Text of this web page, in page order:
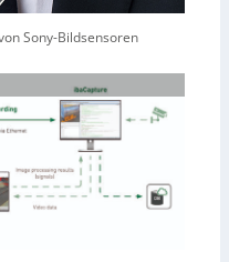
Sony-Bildsensoren